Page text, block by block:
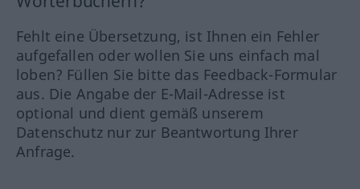
Fehlt eine Übersetzung, ist Ihnen ein Fehler
aufgefallen oder wollen Sie uns einfach mal
loben? Füllen Sie bitte das Feedback-Formular
aus. Die Angabe der E-Mail-Adresse ist
optional und dient gemäß unserem
Datenschutz nur zur Beantwortung Ihrer
Anfrage.